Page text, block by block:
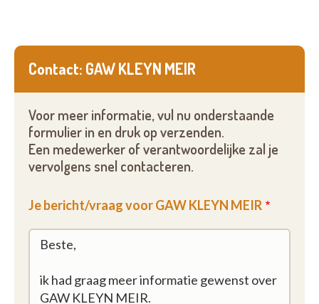
Contact: GAW KLEYN MEIR
Voor meer informatie, vul nu onderstaande
formulier in en druk op verzenden.
Een medewerker of verantwoordelijke zal je
vervolgens snel contacteren.
Je bericht/vraag voor GAW KLEYN MEIR